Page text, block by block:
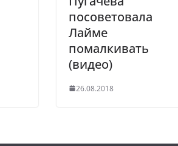
посоветовала
Лайме
помалкивать
(видео)
26.08.2018